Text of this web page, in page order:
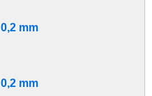
0,2 mm
0,2 mm